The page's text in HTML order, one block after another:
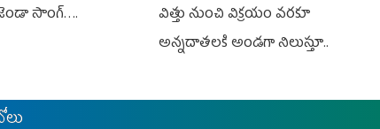
సాంగ్….
విత్తు నుంచి విక్రయం వరకూ
అన్నదాతలకి అండగా నిలుస్తూ..